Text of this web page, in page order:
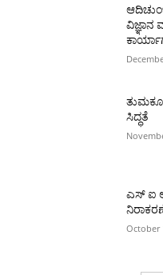
ವಿಜ್ಞಾನ
ಸಿದ್ಧತೆ
ಎಸ್ ಐ
October